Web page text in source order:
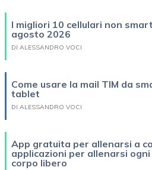
I migliori 10 cellulari non
agosto 2026
DI ALESSANDRO VOCI
Come usare la mail TIM da
tablet
DI ALESSANDRO VOCI
App gratuita per allenarsi a
applicazioni per allenarsi
corpo libero